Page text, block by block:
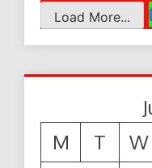
Load More...
M
T W